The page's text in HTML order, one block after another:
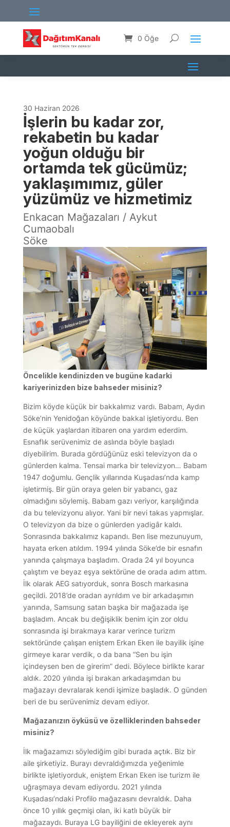
0 Öğe
30 Haziran 2026
İşlerin bu kadar zor,
rekabetin bu kadar
yoğun olduğu bir
ortamda tek gücümüz;
yaklaşımımız, güler
yüzümüz ve hizmetimiz
Enkacan Mağazaları / Aykut
Cumaobalı
Söke
Öncelikle kendinizden ve bugüne kadarki
kariyerinizden bize bahseder misiniz?
Bizim köyde küçük bir bakkalımız vardı. Babam, Aydın
Söke’nin Yenidoğan köyünde bakkal işletiyordu. Ben
de küçük yaşlardan itibaren ona yardım ederdim.
Esnaflık serüvenimiz de aslında böyle başladı
diyebilirim. Burada gördüğünüz eski televizyon da o
günlerden kalma. Tensai marka bir televizyon… Babam
1947 doğumlu. Gençlik yıllarında Kuşadası’nda kamp
işletirmiş. Bir gün oraya gelen bir yabancı, gaz
olmadığını söylemiş. Babam gazı veriyor, karşılığında
da bu televizyonu alıyor. Yani bir nevi takas yapmışlar.
O televizyon da bize o günlerden yadigâr kaldı.
Sonrasında bakkalımız kapandı. Ben lise mezunuyum,
hayata erken atıldım. 1994 yılında Söke’de bir esnafın
yanında çalışmaya başladım. Orada 24 yıl boyunca
çalıştım ve beyaz eşya sektörüne de orada adım attım.
İlk olarak AEG satıyorduk, sonra Bosch markasına
geçildi. 2018’de oradan ayrıldım ve bir arkadaşımın
yanında, Samsung satan başka bir mağazada işe
başladım. Ancak bu değişiklik benim için zor oldu
sonrasında işi bırakmaya karar verince turizm
sektöründe çalışan eniştem Erkan Eken ile bayilik işine
girmeye karar verdik, o da bana “Sen bu işin
içindeysen ben de girerim” dedi. Böylece birlikte karar
aldık. 2020 yılında işi bırakan arkadaşımdan bu
mağazayı devralarak kendi işimize başladık. O günden
beri de bu serüvenimiz devam ediyor.
Mağazanızın öyküsü ve özelliklerinden bahseder
misiniz?
İlk mağazamızı söylediğim gibi burada açtık. Biz bir
aile şirketiyiz. Burayı devraldığımızda yeğenimle
birlikte işletiyorduk, eniştem Erkan Eken ise turizm ile
uğraşmaya devam ediyordu. 2021 yılında
Kuşadası’ndaki Profilo mağazasını devraldık. Daha
önce 10 yıllık geçmişi olan, iki katlı büyük bir
mağazaydı. Buraya LG bayiliğini de ekleyerek aynı